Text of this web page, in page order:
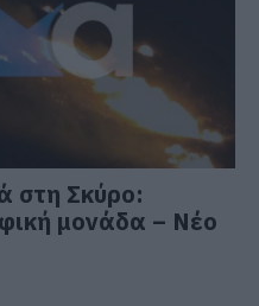
στη Σκύρο:
μονάδα – Νέο